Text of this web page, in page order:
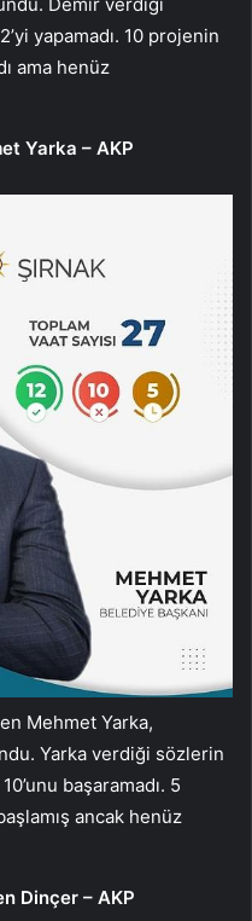
Demir verdiği
yapamadı. 10 projenin
ama henüz
Yarka – AKP
Mehmet Yarka,
Yarka verdiği sözlerin
başaramadı. 5
ancak henüz
Dinçer – AKP